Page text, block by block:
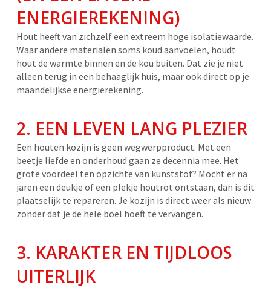
ENERGIEREKENING)
Hout heeft van zichzelf een extreem hoge isolatiewaarde.
Waar andere materialen soms koud aanvoelen, houdt
hout de warmte binnen en de kou buiten. Dat zie je niet
alleen terug in een behaaglijk huis, maar ook direct op je
maandelijkse energierekening.
2. EEN LEVEN LANG PLEZIER
Een houten kozijn is geen wegwerpproduct. Met een
beetje liefde en onderhoud gaan ze decennia mee. Het
grote voordeel ten opzichte van kunststof? Mocht er na
jaren een deukje of een plekje houtrot ontstaan, dan is dit
plaatselijk te repareren. Je kozijn is direct weer als nieuw
zonder dat je de hele boel hoeft te vervangen.
3. KARAKTER EN TIJDLOOS
UITERLIJK